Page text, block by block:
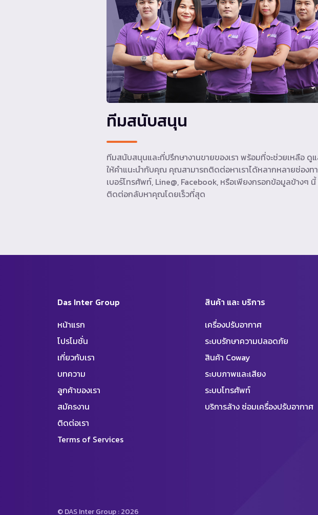
ทีมสนับสนุน
ทีมสนับสนุนและที่ปรึกษางานขายของเรา พร้อมที่จะช่วยเหลือ ดู
ให้คำแนะนำกับคุณ คุณสามารถติดต่อหาเราได้หลากหลายช่องท
เบอร์โทรศัพท์, Line@, Facebook, หรือเพียงกรอกข้อมูลข้างๆ นี้
ติดต่อกลับหาคุณโดยเร็วที่สุด
Das Inter Group
หน้าแรก
โปรโมชั่น
เกี่ยวกับเรา
บทความ
ลูกค้าของเรา
สมัครงาน
ติดต่อเรา
Terms of Services
สินค้า และ บริการ
เครื่องปรับอากาศ
ระบบรักษาความปลอดภัย
สินค้า Coway
ระบบภาพและเสียง
ระบบโทรศัพท์
บริการล้าง ซ่อมเครื่องปรับอากาศ
© DAS Inter Group : 2026